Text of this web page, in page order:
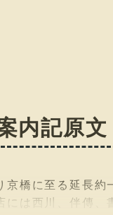
内記原文
京橋に至る延長
には西川、伴傳、